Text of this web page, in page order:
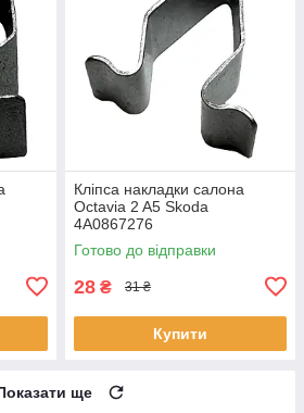
Кліпса накладки салона
Octavia 2 A5 Skoda
4A0867276
Готово до відправки
28 ₴ 31 ₴
Купити
ще